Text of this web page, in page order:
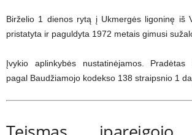
Birželio 1 dienos rytą į Ukmergės ligoninę iš
pristatyta ir paguldyta 1972 metais gimusi
Įvykio aplinkybės nustatinėjamos. Pradėtas
pagal Baudžiamojo kodekso 138 straipsnio 1